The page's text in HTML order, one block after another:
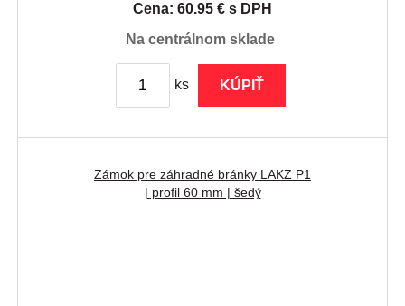
Cena: 60.95 € s DPH
na centrálnom sklade
ks KÚPIŤ
Zámok pre záhradné bránky LAKZ P1
| profil 60 mm | šedý